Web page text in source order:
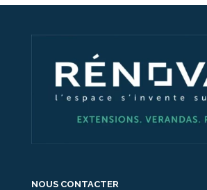
NOUS CONTACTER